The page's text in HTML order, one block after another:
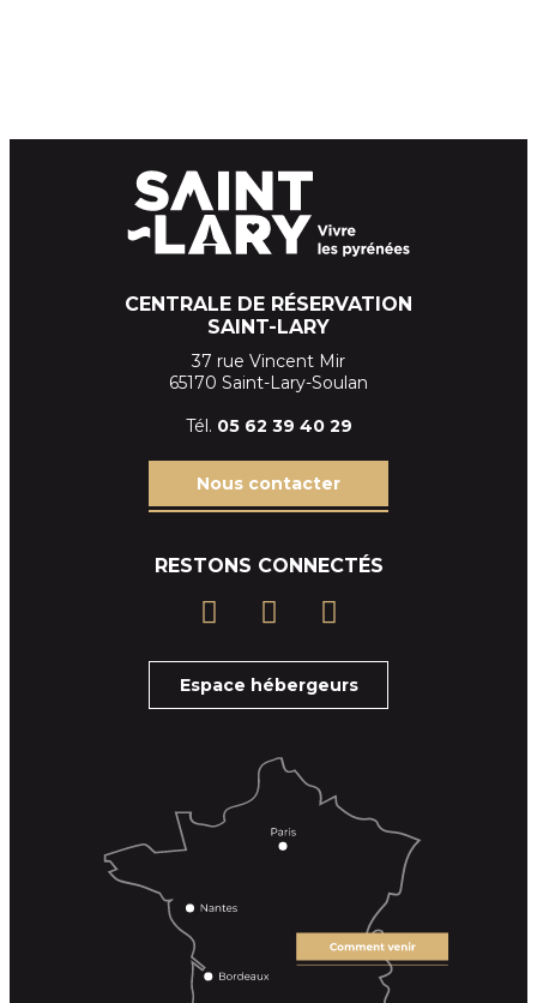
CENTRALE DE RÉSERVATION
SAINT-LARY
37 rue Vincent Mir
65170 Saint-Lary-Soulan
Tél. 05 62 39 40 29
Nous contacter
RESTONS CONNECTÉS
Espace hébergeurs